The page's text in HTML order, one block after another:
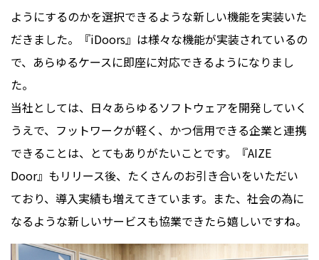
ようにするのかを選択できるような新しい機能を実装いた
だきました。『iDoors』は様々な機能が実装されているの
で、あらゆるケースに即座に対応できるようになりまし
た。
当社としては、日々あらゆるソフトウェアを開発していく
うえで、フットワークが軽く、かつ信用できる企業と連携
できることは、とてもありがたいことです。『AIZE
Door』もリリース後、たくさんのお引き合いをいただい
ており、導入実績も増えてきています。また、社会の為に
なるような新しいサービスも協業できたら嬉しいですね。